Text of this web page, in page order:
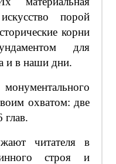
порой
корни
для
и в наши дни.
охватом: две
глав.
читателя в
строя и